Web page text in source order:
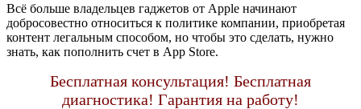
Всё больше владельцев гаджетов от Apple начинают
добросовестно относиться к политике компании, приобретая
контент легальным способом, но чтобы это сделать, нужно
знать, как пополнить счет в App Store.
Бесплатная консультация! Бесплатная
диагностика! Гарантия на работу!